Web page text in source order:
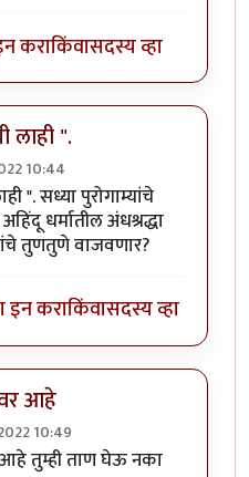
कराकिंवासदस्य व्हा
लाही ".
10:44
आपला दुटप्पीपणाby
". सध्या पुरोगाम्यांचे
धर्मातील अंधश्रद्धा
तुणतुणे वाजवणार?
इन कराकिंवासदस्य व्हा
आहे
10:49
जीवाची लाही ".by
आहे तुम्ही ताण घेऊ नका